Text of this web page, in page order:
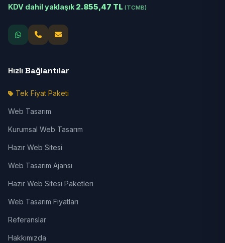
KDV dahil yaklaşık 2.855,47 TL (TCMB)
Hızlı Bağlantılar
Tek Fiyat Paketi
Web Tasarım
Kurumsal Web Tasarım
Hazır Web Sitesi
Web Tasarım Ajansı
Hazır Web Sitesi Paketleri
Web Tasarım Fiyatları
Referanslar
Hakkımızda